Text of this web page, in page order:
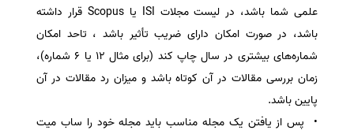
علمی شما باشد، در لیست مجلات ISI یا Scopus قرار داشته
باشد، در صورت امکان دارای ضریب تأثیر باشد ، تاحد امکان
شماره‌های بیشتری در سال چاپ کند (برای مثال ۱۲ یا ۶ شماره)،
زمان بررسی مقالات در آن کوتاه باشد و میزان رد مقالات در آن
پایین باشد.
• پس از یافتن یک مجله مناسب باید مجله خود را ساب میت